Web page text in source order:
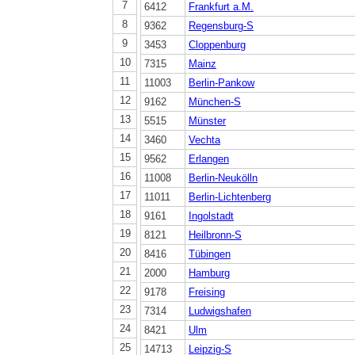
7
8
9
10
11
12
13
14
15
16
17
18
19
20
21
22
23
24
25
6412
Frankfurt a.M.
9362
Regensburg-S
3453
Cloppenburg
7315
Mainz
11003
Berlin-Pankow
9162
München-S
5515
Münster
3460
Vechta
9562
Erlangen
11008
Berlin-Neukölln
11011
Berlin-Lichtenberg
9161
Ingolstadt
8121
Heilbronn-S
8416
Tübingen
2000
Hamburg
9178
Freising
7314
Ludwigshafen
8421
Ulm
14713
Leipzig-S